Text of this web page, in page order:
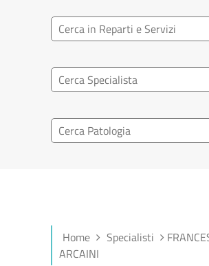
Ricerca reparto
Ricerca specialisti
Ricerca nel patologia
Home Specialisti
ARCAINI